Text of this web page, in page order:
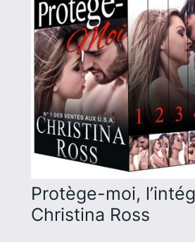
Protège-moi,
Christina Ross